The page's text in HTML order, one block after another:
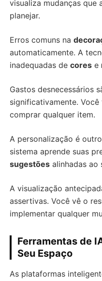
visualiza mudanças que
planejar.
Erros comuns na
automaticamente. A
inadequadas de cores e
Gastos desnecessários
significativamente.
comprar qualquer item.
A personalização é
sistema aprende suas
sugestões alinhadas ao
A visualização
assertivas. Você vê o
implementar qualquer
Ferramentas de
Seu Espaço
As plataformas